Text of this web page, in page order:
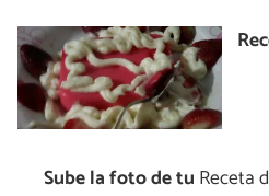
Sube la foto de tu Receta